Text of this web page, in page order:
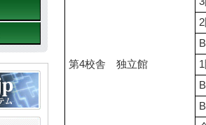
第4校舎 独立館